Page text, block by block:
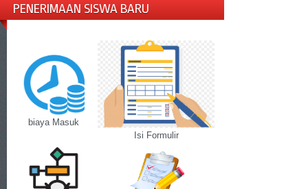
PENERIMAAN SISWA BARU
biaya Masuk
Isi Formulir